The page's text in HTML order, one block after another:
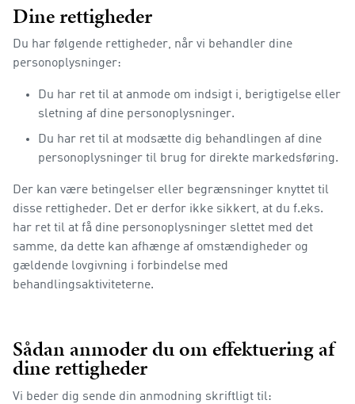
Dine rettigheder
Du har følgende rettigheder, når vi behandler dine
personoplysninger:
Du har ret til at anmode om indsigt i, berigtigelse eller
sletning af dine personoplysninger.
Du har ret til at modsætte dig behandlingen af dine
personoplysninger til brug for direkte markedsføring.
Der kan være betingelser eller begrænsninger knyttet til
disse rettigheder. Det er derfor ikke sikkert, at du f.eks.
har ret til at få dine personoplysninger slettet med det
samme, da dette kan afhænge af omstændigheder og
gældende lovgivning i forbindelse med
behandlingsaktiviteterne.
Sådan anmoder du om effektuering af
dine rettigheder
Vi beder dig sende din anmodning skriftligt til: